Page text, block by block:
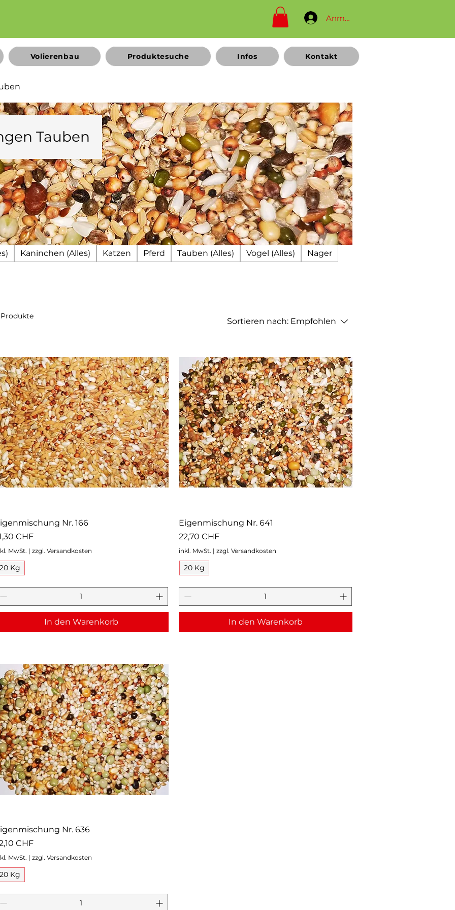
Anmelden
Volierenbau Produktesuche Infos Kontakt
Tauben
Kaninchen (Alles) Katzen Pferd Tauben (Alles) Vogel (Alles)
Nager
Sortieren nach: Empfohlen
Nr. 166
CHF
MwSt. |zzgl. Versandkosten
20 Kg
In den Warenkorb
Eigenmischung Nr. 641
Preis
22,70 CHF
inkl. MwSt. | zzgl. Versandkosten
20 Kg
In den Warenkorb
Nr. 636
CHF
MwSt. |zzgl. Versandkosten
20 Kg